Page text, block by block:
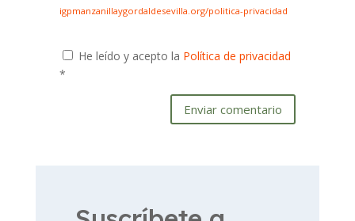
igpmanzanillaygordaldesevilla.org/politica-privacidad
He leído y acepto la Política de privacidad
*
Enviar comentario